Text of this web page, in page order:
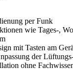
per Funk
wie Tages-,
mit Tasten am
der
ohne